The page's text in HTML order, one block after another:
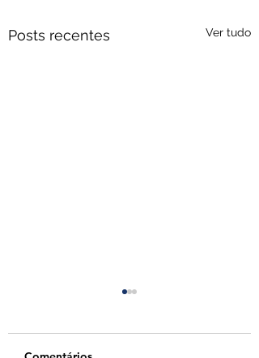
Posts recentes Ver tudo